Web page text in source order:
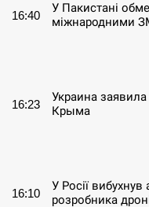
16:40
У Пакистані
міжнародними
16:23
Украина
Крыма
16:10
У Росії
розробника